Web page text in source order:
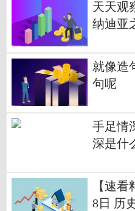
天天观
纳迪亚
就像造
句呢
手足情
深是什
【速
8日 历